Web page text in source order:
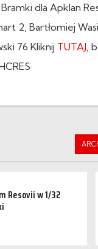
Bramki dla Apklan
2, Bartłomiej
76 Kliknij TUTAJ,
Resovii w 1/32